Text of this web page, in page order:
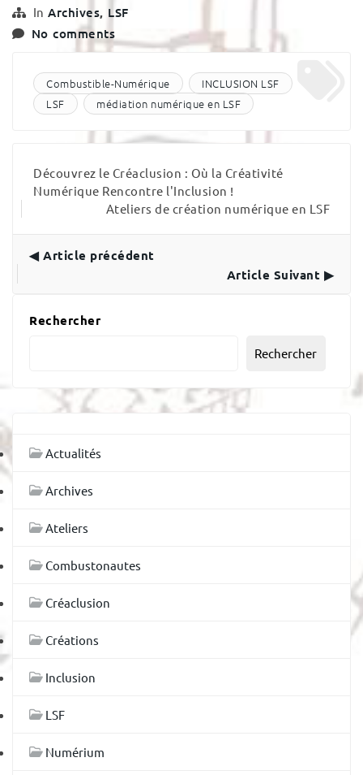
In Archives, LSF
No comments
Combustible-Numérique
INCLUSION LSF
LSF
médiation numérique en LSF
Découvrez le Créaclusion : Où la Créativité
Numérique Rencontre l'Inclusion !
Ateliers de création numérique en LSF
◀ Article précédent
Article Suivant ▶
Rechercher
Rechercher
Actualités
Archives
Ateliers
Combustonautes
Créaclusion
Créations
Inclusion
LSF
Numérium